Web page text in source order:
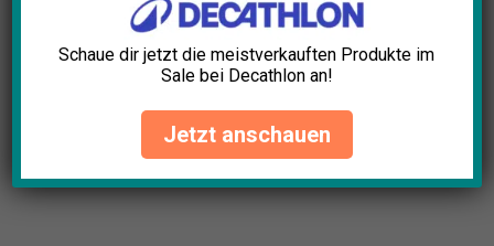
Schaue dir jetzt die meistverkauften Produkte im
Sale bei Decathlon an!
Jetzt anschauen